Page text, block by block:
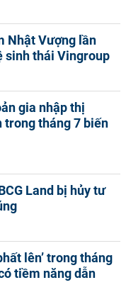
Nhật Vượng lần
sinh thái Vingroup
gia nhập thị
tháng 7 biến
Land bị hủy tư
lên’ trong tháng
tiềm năng dẫn